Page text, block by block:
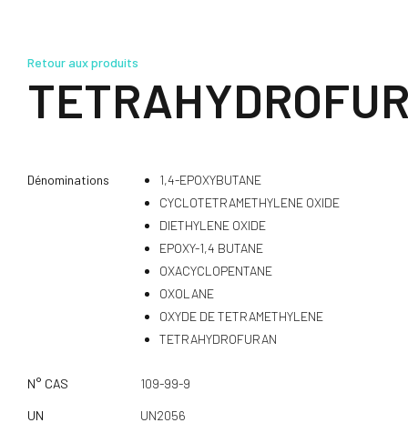
Retour aux produits
Dénominations
1,4-EPOXYBUTANE
CYCLOTETRAMETHYLENE OXIDE
DIETHYLENE OXIDE
EPOXY-1,4 BUTANE
OXACYCLOPENTANE
OXOLANE
OXYDE DE TETRAMETHYLENE
TETRAHYDROFURAN
N° CAS 109-99-9
UN UN2056